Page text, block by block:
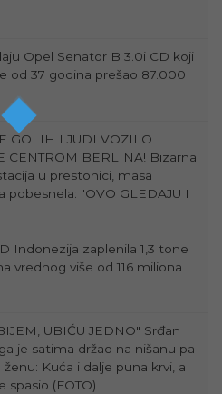
od 37 godina prešao 87.000
CENTROM BERLINA! Bizarna
u prestonici, masa
pobesnela: "OVO GLEDAJU I
vrednog više od 116 miliona
je satima držao na nišanu pa
ženu: Kuća i dalje puna krvi, a
spasio (FOTO)